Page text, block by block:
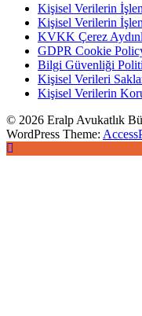
Kişisel Verilerin
Kişisel Verilerin
KVKK Çerez
GDPR Cookie
Bilgi Güvenliği
Kişisel Verileri
Kişisel Verilerin
© 2026 Eralp Avukatlık
WordPress Theme: